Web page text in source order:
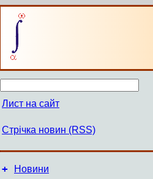
Лист на сайт
Стрічка новин (RSS)
+ Новини